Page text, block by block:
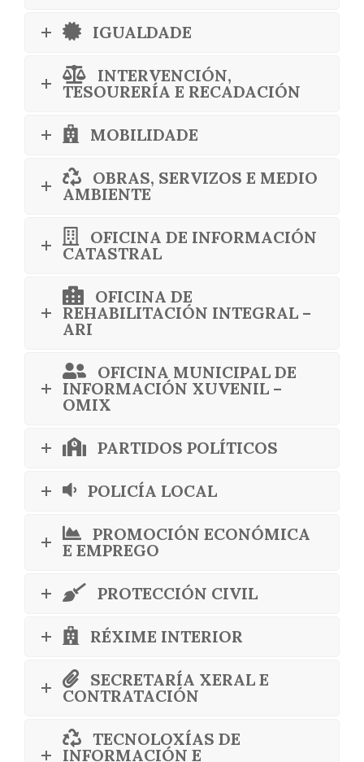
IGUALDADE
INTERVENCIÓN,
TESOURERÍA E RECADACIÓN
MOBILIDADE
OBRAS, SERVIZOS E MEDIO
AMBIENTE
OFICINA DE INFORMACIÓN
CATASTRAL
OFICINA DE
REHABILITACIÓN INTEGRAL –
ARI
OFICINA MUNICIPAL DE
INFORMACIÓN XUVENIL –
OMIX
PARTIDOS POLÍTICOS
POLICÍA LOCAL
PROMOCIÓN ECONÓMICA
E EMPREGO
PROTECCIÓN CIVIL
RÉXIME INTERIOR
SECRETARÍA XERAL E
CONTRATACIÓN
TECNOLOXÍAS DE
INFORMACIÓN E